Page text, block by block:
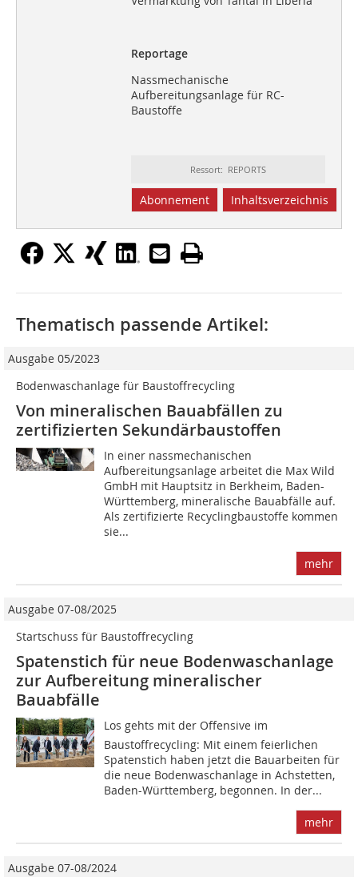
Reportage
Nassmechanische
Aufbereitungsanlage für RC-
Baustoffe
Ressort: REPORTS
Abonnement Inhaltsverzeichnis
Thematisch passende Artikel:
Ausgabe 05/2023
Bodenwaschanlage für Baustoffrecycling
Von mineralischen Bauabfällen zu
zertifizierten Sekundärbaustoffen
In einer nassmechanischen
Aufbereitungsanlage arbeitet die Max Wild
GmbH mit Hauptsitz in Berkheim, Baden-
Württemberg, mineralische Bauabfälle auf.
Als zertifizierte Recyclingbaustoffe kommen
sie...
mehr
Ausgabe 07-08/2025
Startschuss für Baustoffrecycling
Spatenstich für neue Bodenwaschanlage
zur Aufbereitung mineralischer
Bauabfälle
Los gehts mit der Offensive im
Baustoffrecycling: Mit einem feierlichen
Spatenstich haben jetzt die Bauarbeiten für
die neue Bodenwaschanlage in Achstetten,
Baden-Württemberg, begonnen. In der...
mehr
Ausgabe 07-08/2024